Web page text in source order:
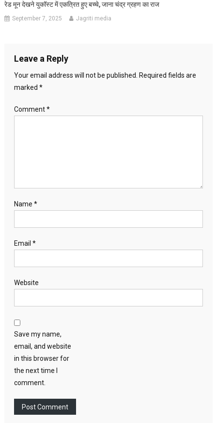
रेड मून देखने युकॉस्ट में एकत्रित हुए बच्चे, जाना चंद्र ग्रहण का राज
September 7, 2025 Jagriti media
Leave a Reply
Your email address will not be published. Required fields are
marked *
Comment*
Name *
Email *
Website
Save my name,
email, and website
in this browser for
the next time I
comment.